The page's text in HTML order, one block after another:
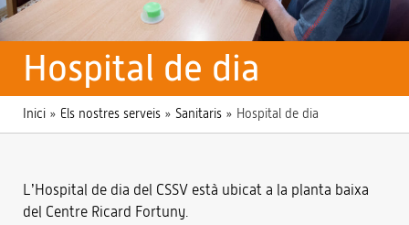
Hospital de dia
Inici » Els nostres serveis » Sanitaris » Hospital de dia
L’Hospital de dia del CSSV està ubicat a la planta baixa
del Centre Ricard Fortuny.